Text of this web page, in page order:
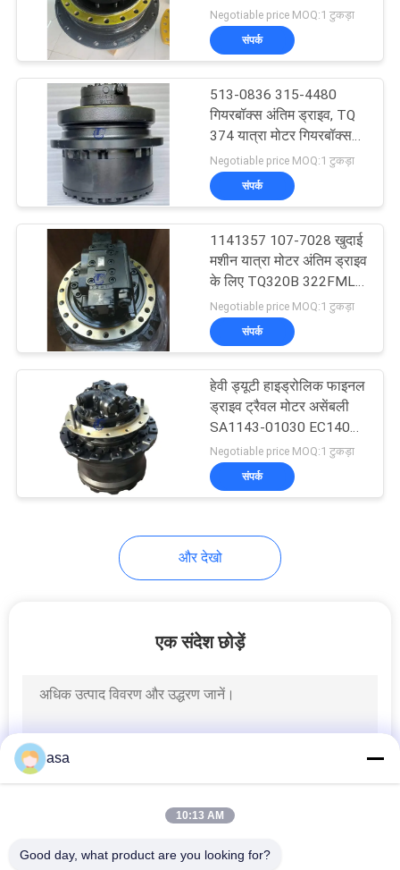
हाइड्रोलिक मरम्मत किट
हाइड्रोलिक ओवरफ्लो
वाल्व
10
चुम्बकीय वाल्व
खुदाई करने वाला पायलट
पंप
2966217
Negotiable price MOQ:1 टुकड़ा
संपर्क
513-0836 315-4480
गियरबॉक्स अंतिम ड्राइव, TQ
374 यात्रा मोटर गियरबॉक्स
513-0833
Negotiable price MOQ:1 टुकड़ा
संपर्क
1141357 107-7028 खुदाई
मशीन यात्रा मोटर अंतिम ड्राइव
के लिए TQ320B 322FML
322BL 325L
Negotiable price MOQ:1 टुकड़ा
संपर्क
हेवी ड्यूटी हाइड्रोलिक फाइनल
ड्राइव ट्रैवल मोटर असेंबली
SA1143-01030 EC140
EC140B खुदाई स्पेयर पार्ट्स
के लिए प्रतिस्थापन
Negotiable price MOQ:1 टुकड़ा
संपर्क
और देखो
एक संदेश छोड़ें
asa
10:13 AM
Good day, what product are you looking for?